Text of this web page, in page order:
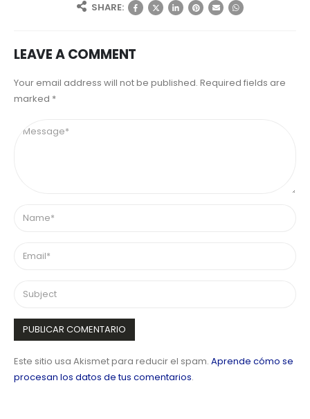
SHARE:
LEAVE A COMMENT
Your email address will not be published. Required fields are
marked *
Este sitio usa Akismet para reducir el spam. Aprende cómo se
procesan los datos de tus comentarios.